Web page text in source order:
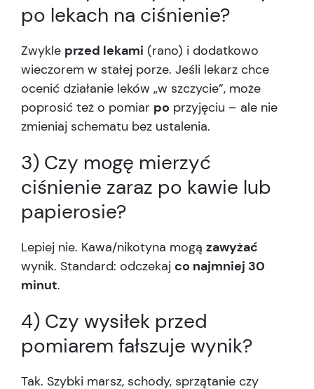
po lekach na ciśnienie?
Zwykle przed lekami (rano) i dodatkowo
wieczorem w stałej porze. Jeśli lekarz chce
ocenić działanie leków „w szczycie”, może
poprosić też o pomiar po przyjęciu – ale nie
zmieniaj schematu bez ustalenia.
3) Czy mogę mierzyć
ciśnienie zaraz po kawie lub
papierosie?
Lepiej nie. Kawa/nikotyna mogą zawyżać
wynik. Standard: odczekaj co najmniej 30
minut.
4) Czy wysiłek przed
pomiarem fałszuje wynik?
Tak. Szybki marsz, schody, sprzątanie czy